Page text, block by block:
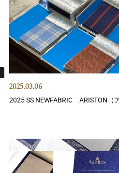
2025.03.06
2025 SS NEWFABRIC ARISTON（